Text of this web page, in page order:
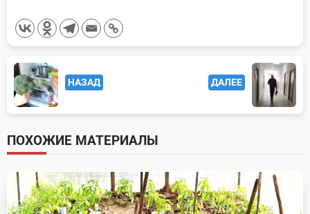
<span
class="nav-
subtitle
screen-
reader-
text">Page</span>
НАЗАД ДАЛЕЕ
ПОХОЖИЕ МАТЕРИАЛЫ